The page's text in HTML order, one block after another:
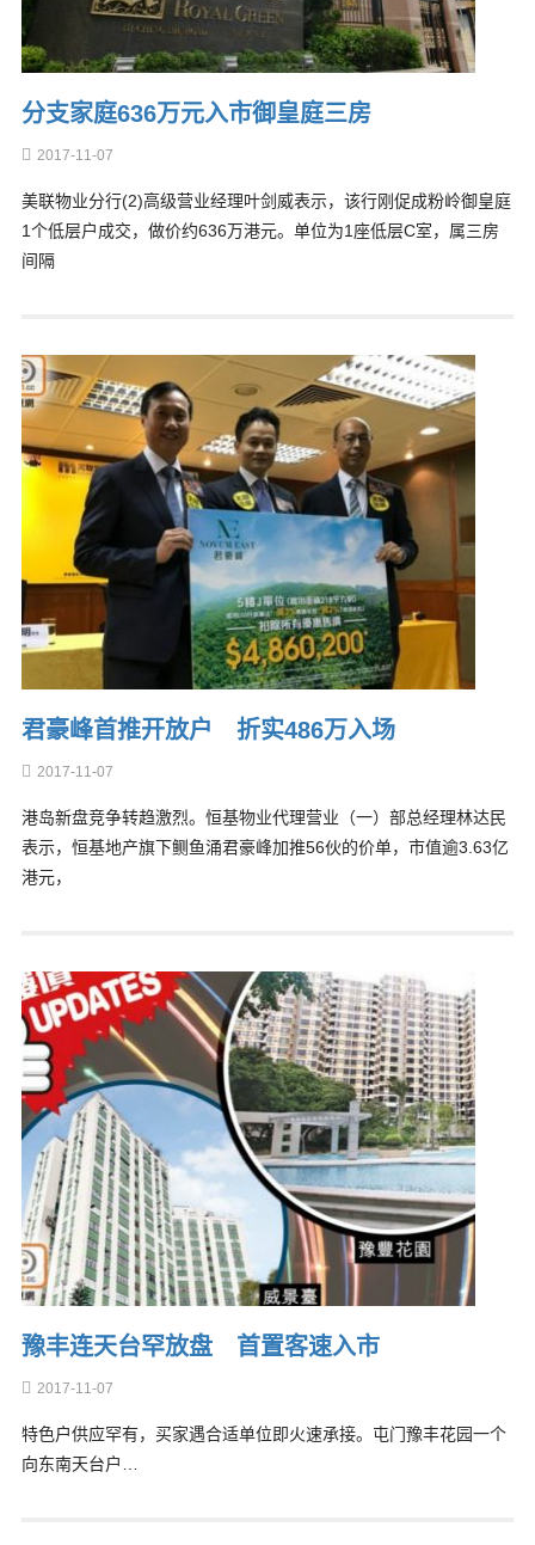
分支家庭636万元入市御皇庭三房
2017-11-07
美联物业分行(2)高级营业经理叶剑威表示，该行刚促成粉岭御皇庭
1个低层户成交，做价约636万港元。单位为1座低层C室，属三房
间隔
君豪峰首推开放户 折实486万入场
2017-11-07
港岛新盘竞争转趋激烈。恒基物业代理营业（一）部总经理林达民
表示，恒基地产旗下鲗鱼涌君豪峰加推56伙的价单，市值逾3.63亿
港元，
豫丰连天台罕放盘 首置客速入市
2017-11-07
特色户供应罕有，买家遇合适单位即火速承接。屯门豫丰花园一个
向东南天台户…